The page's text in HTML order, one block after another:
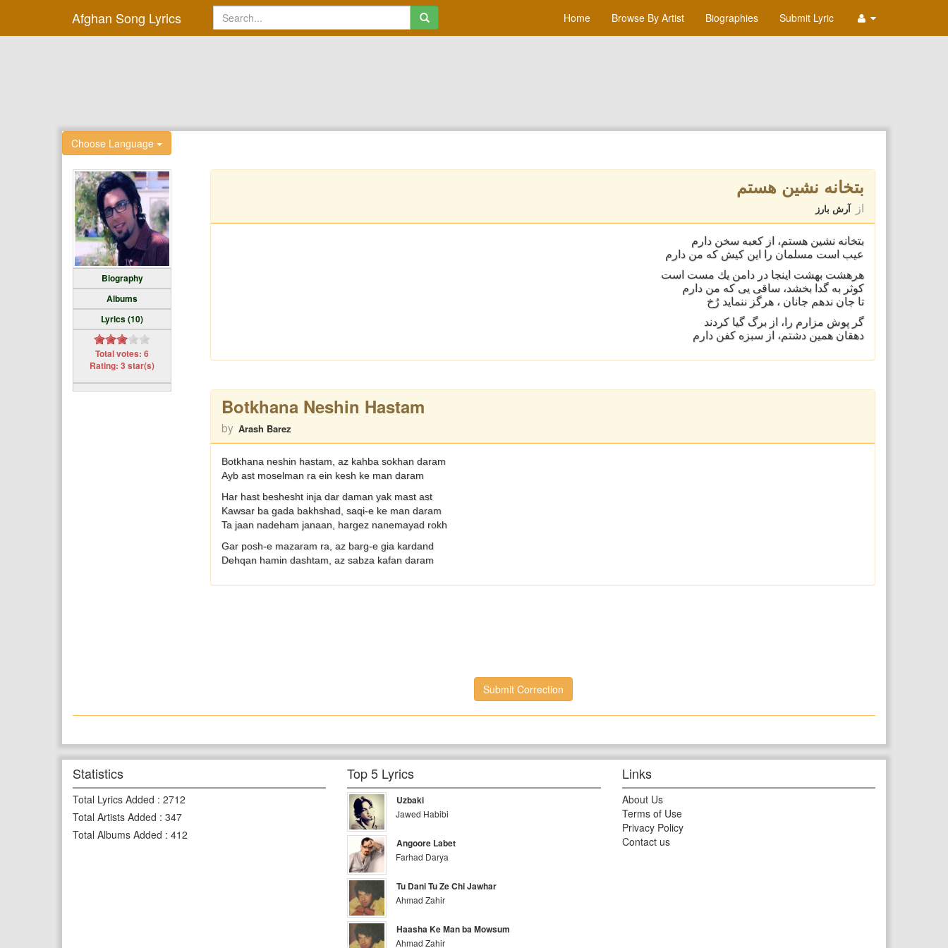
Afghan Song Lyrics Home Browse By Artist Biographies Submit Lyric
Choose Language
Biography
Albums
Lyrics (10)
Total votes: 6
Rating: 3 star(s)
بتخانه نشين هستم
از آرش بارز
بتخانه نشين هستم، از كعبه سخن دارم
عيب است مسلمان را اين كيش كه من دارم
هرهشت بهشت اينجا در دامن يك مست است
كوثر به گدا بخشد، ساقی يی كه من دارم
تا جان ندهم جانان ، هرگز ننمايد رُخ
گر پوش مزارم را، از برگ گيا كردند
دهقان همين دشتم، از سبزه كفن دارم
Botkhana Neshin Hastam
by Arash Barez
Botkhana neshin hastam, az kahba sokhan daram
Ayb ast moselman ra ein kesh ke man daram
Har hast beshesht inja dar daman yak mast ast
Kawsar ba gada bakhshad, saqi-e ke man daram
Ta jaan nadeham janaan, hargez nanemayad rokh
Gar posh-e mazaram ra, az barg-e gia kardand
Dehqan hamin dashtam, az sabza kafan daram
Submit Correction
Statistics
Total Lyrics Added : 2712
Total Artists Added : 347
Total Albums Added : 412
Top 5 Lyrics
Uzbaki
Jawed Habibi
Angoore Labet
Farhad Darya
Tu Dani Tu Ze Chi Jawhar
Ahmad Zahir
Haasha Ke Man ba Mowsum
Ahmad Zahir
Links
About Us
Terms of Use
Privacy Policy
Contact us